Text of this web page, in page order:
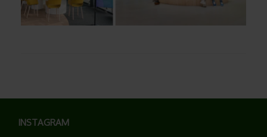
INSTAGRAM